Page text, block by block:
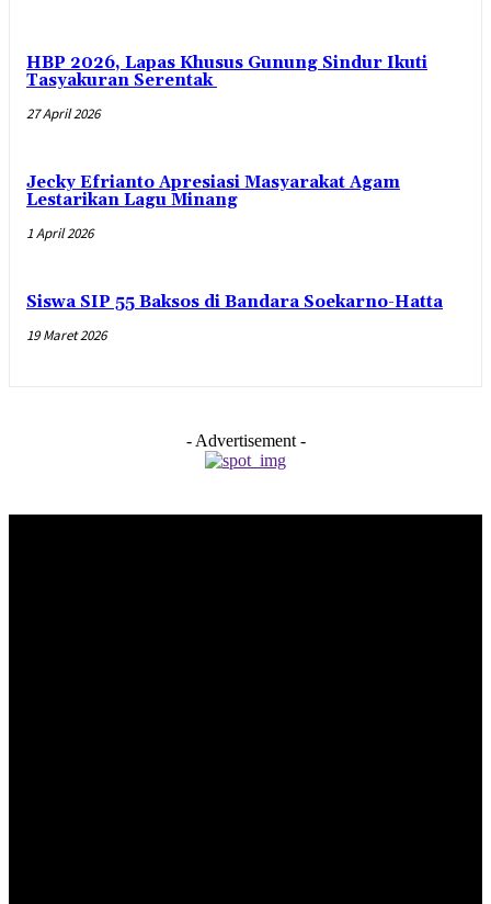
HBP 2026, Lapas Khusus Gunung Sindur Ikuti
Tasyakuran Serentak
27 April 2026
Jecky Efrianto Apresiasi Masyarakat Agam
Lestarikan Lagu Minang
1 April 2026
Siswa SIP 55 Baksos di Bandara Soekarno-Hatta
19 Maret 2026
- Advertisement -